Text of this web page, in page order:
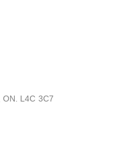
L4C 3C7